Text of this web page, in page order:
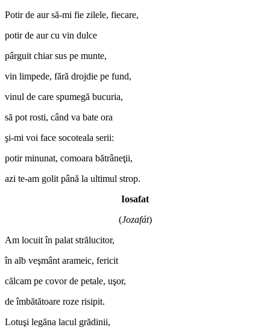
Potir de aur să-mi fie zilele, fiecare,
potir de aur cu vin dulce
pârguit chiar sus pe munte,
vin limpede, fără drojdie pe fund,
vinul de care spumegă bucuria,
să pot rosti, când va bate ora
şi-mi voi face socoteala serii:
potir minunat, comoara bătrâneţii,
azi te-am golit până la ultimul strop.
Iosafat
(Jozafát)
Am locuit în palat strălucitor,
în alb veşmânt arameic, fericit
călcam pe covor de petale, uşor,
de îmbătătoare roze risipit.
Lotuşi legăna lacul grădinii,